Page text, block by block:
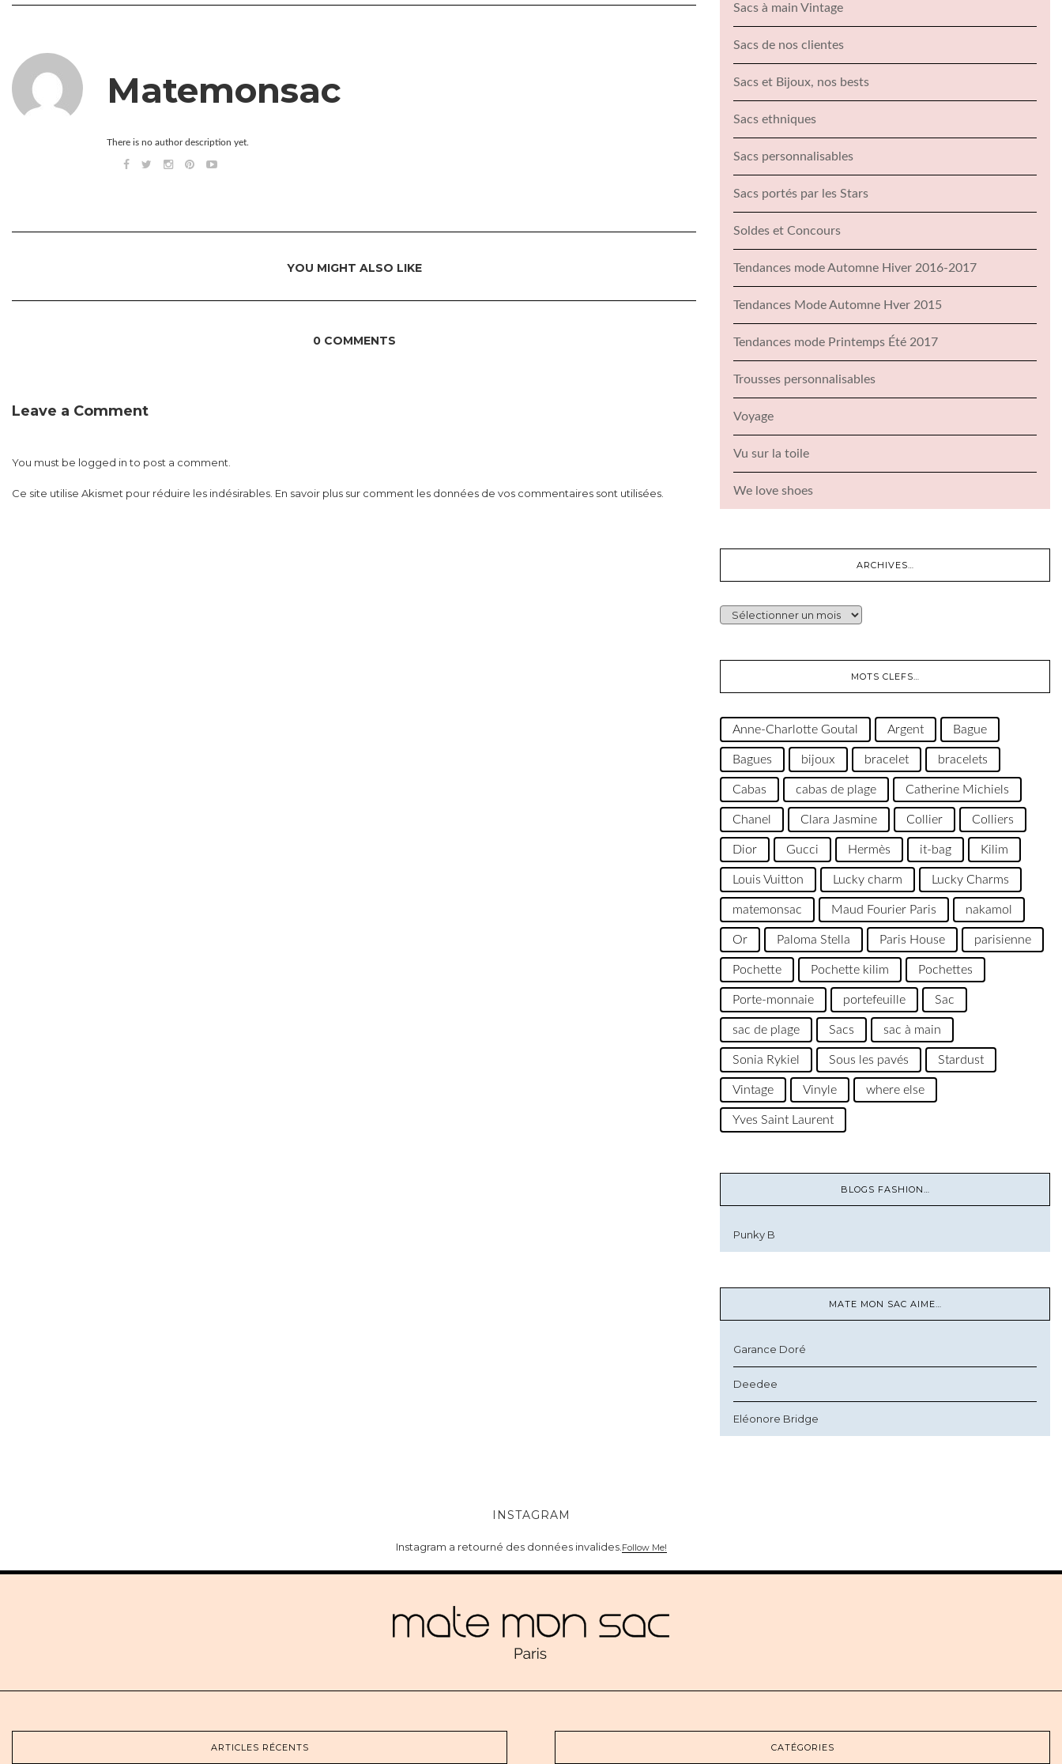
Matemonsac
There is no author description yet.
YOU MIGHT ALSO LIKE
0 COMMENTS
Leave a Comment
You must be logged into post a comment.
Ce site utilise Akismet pour réduire les indésirables. En savoir plus sur comment les données de vos commentaires sont utilisées
Sacs à main Vintage
Sacs de nos clientes
Sacs et Bijoux, nos bests
Sacs ethniques
Sacs personnalisables
Sacs portés par les Stars
Soldes et Concours
Tendances mode Automne Hiver 2016-2017
Tendances Mode Automne Hver 2015
Tendances mode Printemps Été 2017
Trousses personnalisables
Voyage
Vu sur la toile
We love shoes
ARCHIVES…
ARCHIVES…
MOTS CLEFS…
Anne-Charlotte Goutal Argent Bague
Bagues bijoux bracelet bracelets
Cabas cabas de plage Catherine Michiels
Chanel Clara Jasmine Collier Colliers
Dior Gucci Hermès it-bag Kilim
Louis Vuitton Lucky charm Lucky Charms
matemonsac Maud Fourier Paris nakamol
Or Paloma Stella Paris House parisienne
Pochette Pochette kilim Pochettes
Porte-monnaie portefeuille Sac
sac de plage Sacs sac à main
Sonia Rykiel Sous les pavés Stardust
Vintage Vinyle where else
Yves Saint Laurent
BLOGS FASHION…
Punky B
MATE MON SAC AIME…
Garance Doré
Deedee
Eléonore Bridge
INSTAGRAM
Instagram a retourné des données invalides. Follow Me!
ARTICLES RÉCENTS CATÉGORIES